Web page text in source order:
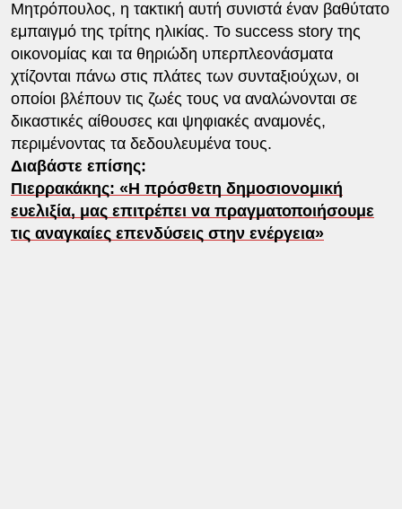
Μητρόπουλος, η τακτική αυτή συνιστά έναν βαθύτατο
εμπαιγμό της τρίτης ηλικίας. Το success story της
οικονομίας και τα θηριώδη υπερπλεονάσματα
χτίζονται πάνω στις πλάτες των συνταξιούχων, οι
οποίοι βλέπουν τις ζωές τους να αναλώνονται σε
δικαστικές αίθουσες και ψηφιακές αναμονές,
περιμένοντας τα δεδουλευμένα τους.
Διαβάστε επίσης:
Πιερρακάκης: «Η πρόσθετη δημοσιονομική
ευελιξία, μας επιτρέπει να πραγματοποιήσουμε
τις αναγκαίες επενδύσεις στην ενέργεια»